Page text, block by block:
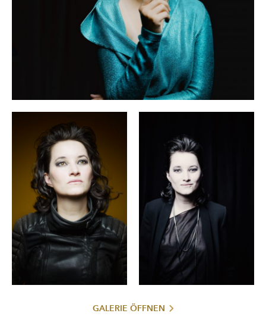
Rundfunks, dem London Symphony Orchestra, dem Royal
Concertgebouw Orchestra, dem Los Angeles Philharmonic
und dem Boston Symphony Orchestra unter Dirigenten wie
Claudio Abbado, Pierre Boulez, Gustavo Dudamel, Daniel
Harding, Mariss Jansons, Franz Welser-Möst und Christoph
Zu Anna Prohaskas Diskografie zählen eine Reihe von Solo-
Il Giardino Armonico,
mit Julius Drake,
Redemptionmit der lautten compagney,Celebration
in Deathmit La Folia und Kurtágs Kafka-Fragmente
Isabelle Faust. Zuletzt erschien bei Alpha Classics
Mater Meretrixmit Patricia Kopatchinskaja und der
Camerata Bern.
Anna Prohaska wurde u. a. mit dem Kunstpreis Berlin und
dem OPUS Klassik 2024 ausgezeichnet.
GALERIE ÖFFNEN